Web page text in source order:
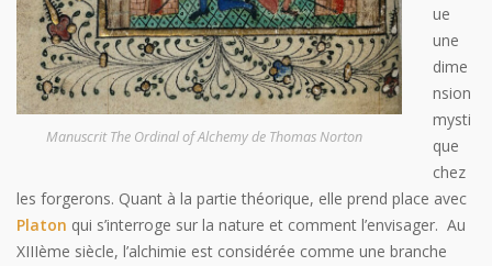
Manuscrit The Ordinal of Alchemy de Thomas Norton
ue
une
dime
nsion
mysti
que
chez
les forgerons. Quant à la partie théorique, elle prend place avec
Platon qui s’interroge sur la nature et comment l’envisager. Au
XIIIème siècle, l’alchimie est considérée comme une branche